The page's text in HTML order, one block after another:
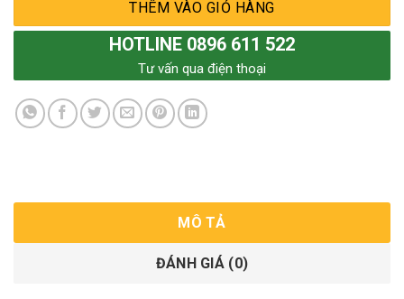
THÊM VÀO GIỎ HÀNG
HOTLINE 0896 611 522
Tư vấn qua điện thoại
MÔ TẢ
ĐÁNH GIÁ (0)